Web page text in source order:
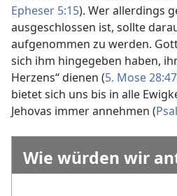
Epheser 5:15). Wer allerdings
ausgeschlossen ist, sollte
aufgenommen zu werden.
sich ihm hingegeben haben,
Herzens“ dienen (5. Mose 28:47
bietet sich uns bis in alle
Jehovas immer annehmen (
Wie würden wir